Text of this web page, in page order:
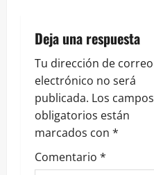
t
r
a
d
a
Deja una respuesta
Tu dirección de correo
electrónico no será
publicada. Los campos
obligatorios están
marcados con *
Comentario *